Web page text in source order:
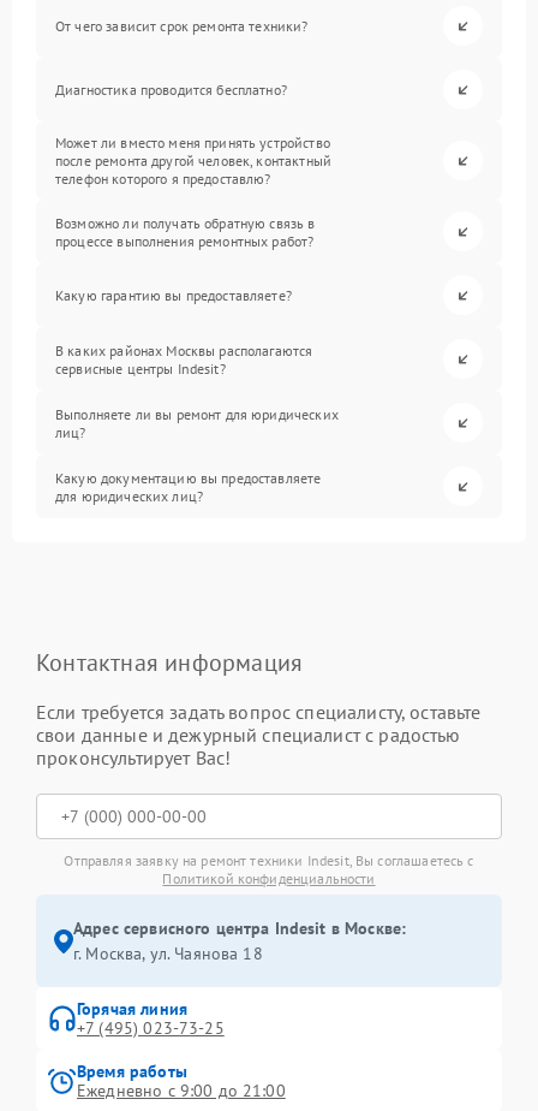
От чего зависит срок ремонта техники?
Диагностика проводится бесплатно?
Может ли вместо меня принять устройство
после ремонта другой человек, контактный
телефон которого я предоставлю?
Возможно ли получать обратную связь в
процессе выполнения ремонтных работ?
Какую гарантию вы предоставляете?
В каких районах Москвы располагаются
сервисные центры Indesit?
Выполняете ли вы ремонт для юридических
лиц?
Какую документацию вы предоставляете
для юридических лиц?
Контактная информация
Если требуется задать вопрос специалисту, оставьте
свои данные и дежурный специалист с радостью
проконсультирует Вас!
Отправляя заявку на ремонт техники Indesit, Вы соглашаетесь с
Политикой конфиденциальности
Адрес сервисного центра Indesit в Москве:
г. Москва, ул. Чаянова 18
Горячая линия
+7 (495) 023-73-25
Время работы
Ежедневно с 9:00 до 21:00